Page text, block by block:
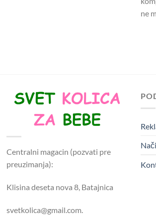
ne
Centralni magacin (pozvati pre
preuzimanja):
Klisina deseta nova 8, Batajnica
svetkolica@gmail.com.